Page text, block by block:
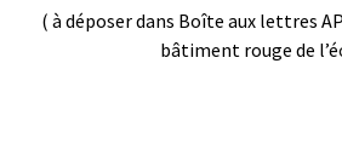
( à déposer dans Boîte aux lettres
bâtiment rouge de l’é